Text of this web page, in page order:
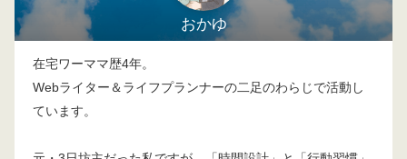
おかゆ
在宅ワーママ歴4年。
Webライター＆ライフプランナーの二足のわらじで活動し
ています。